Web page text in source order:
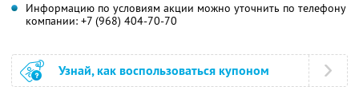
Информацию по условиям акции можно уточнить по телефону
компании: +7 (968) 404-70-70
Узнай, как воспользоваться купоном